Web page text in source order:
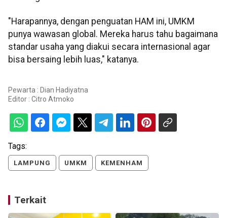
"Harapannya, dengan penguatan HAM ini, UMKM
punya wawasan global. Mereka harus tahu bagaimana
standar usaha yang diakui secara internasional agar
bisa bersaing lebih luas," katanya.
Pewarta : Dian Hadiyatna
Editor : Citro Atmoko
Tags:
LAMPUNG UMKM KEMENHAM
Terkait